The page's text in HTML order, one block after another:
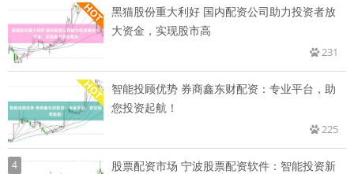
黑猫股份重大利好 国内配资公司助力投资者放
大资金，实现股市高
231
智能投顾优势 券商鑫东财配资：专业平台，助
您投资起航！
225
4
股票配资市场 宁波股票配资软件：智能投资新